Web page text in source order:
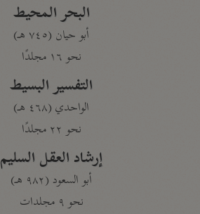
البحر المحيط
أبو حيان (٧٤٥ هـ)
نحو ١٦ مجلدًا
التفسير البسيط
الواحدي (٤٦٨ هـ)
نحو ٢٢ مجلدًا
إرشاد العقل السليم
أبو السعود (٩٨٢ هـ)
نحو ٩ مجلدات